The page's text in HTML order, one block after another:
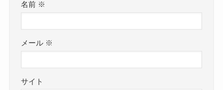
名前 ※
メール ※
サイト